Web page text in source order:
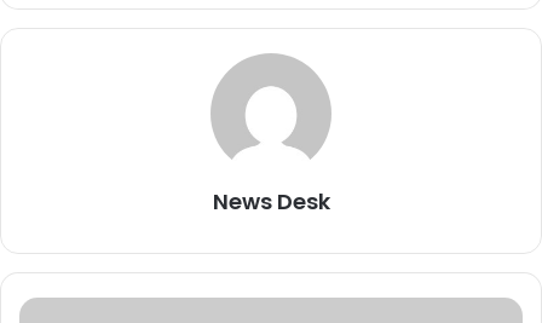
News Desk